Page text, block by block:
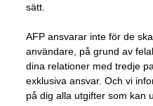
sätt.
AFP ansvarar inte för de
användare, på grund av
dina relationer med tredje
exklusiva ansvar. Och vi
på dig alla utgifter som kan